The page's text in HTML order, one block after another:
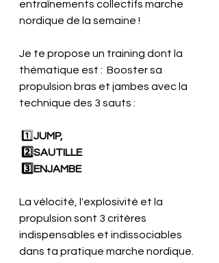
entraînements collectifs marche
nordique de la semaine !
Je te propose un training dont la
thématique est :  Booster sa
propulsion bras et jambes avec la
technique des 3 sauts :
1️⃣JUMP,
2️⃣SAUTILLE
3️⃣ENJAMBE
La vélocité, l'explosivité et la
propulsion sont 3 critères
indispensables et indissociables
dans ta pratique marche nordique.